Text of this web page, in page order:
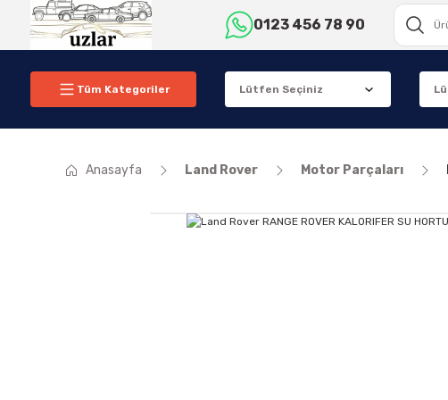
0123 456 78 90
Tüm Kategoriler
Anasayfa Land Rover Motor Parçaları